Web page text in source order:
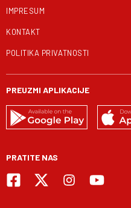
IMPRESUM
KONTAKT
POLITIKA PRIVATNOSTI
PREUZMI APLIKACIJE
PRATITE NAS